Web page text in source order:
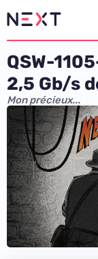
QSW-
2,5 Gb/s
Mon précieux...